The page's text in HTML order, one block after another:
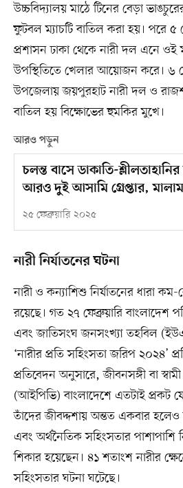
উচ্চবিদ্যালয় মাঠে টিনের বেড়া
ফুটবল ম্যাচটি বাতিল করা হয়। পরে ৫
প্রশাসন ঢাকা থেকে নারী দল এনে ওই
উপস্থিতিতে খেলার আয়োজন করে। ৬
উপজেলায় জয়পুরহাট নারী দল ও
বাতিল হয় বিক্ষোভের হুমকির মুখে।
আরও পড়ুন
চলন্ত বাসে ডাকাতি-
আরও দুই আসামি গ্রেপ্তার,
২৫ ফেব্রুয়ারি ২০২৫
নারী নির্যাতনের ঘটনা
নারী ও কন্যাশিশু নির্যাতনের ধারা
রয়েছে। গত ২৭ ফেব্রুয়ারি বাংলাদেশ
এবং জাতিসংঘ জনসংখ্যা তহবিল
‘নারীর প্রতি সহিংসতা জরিপ ২০২৪’
প্রতিবেদন অনুসারে, জীবনসঙ্গী বা
(আইপিভি) বাংলাদেশে এতটাই প্রকট
তাঁদের জীবদ্দশায় অন্তত একবার
এবং অর্থনৈতিক সহিংসতার পাশাপাশি
শিকার হয়েছেন। ৪১ শতাংশ নারীর
সহিংসতার ঘটনা ঘটেছে।